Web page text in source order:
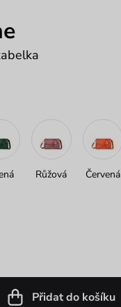
Růžová Červená
Přidat do košíku